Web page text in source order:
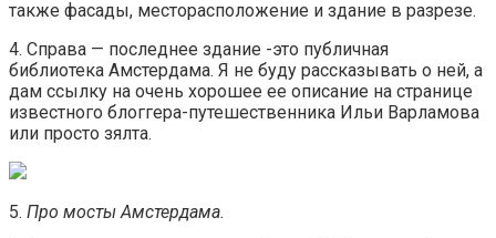
также фасады, месторасположение и здание в разрезе.
4. Справа — последнее здание -это публичная
библиотека Амстердама. Я не буду рассказывать о ней, а
дам ссылку на очень хорошее ее описание на странице
известного блоггера-путешественника Ильи Варламова
или просто зялта.
5. Про мосты Амстердама.